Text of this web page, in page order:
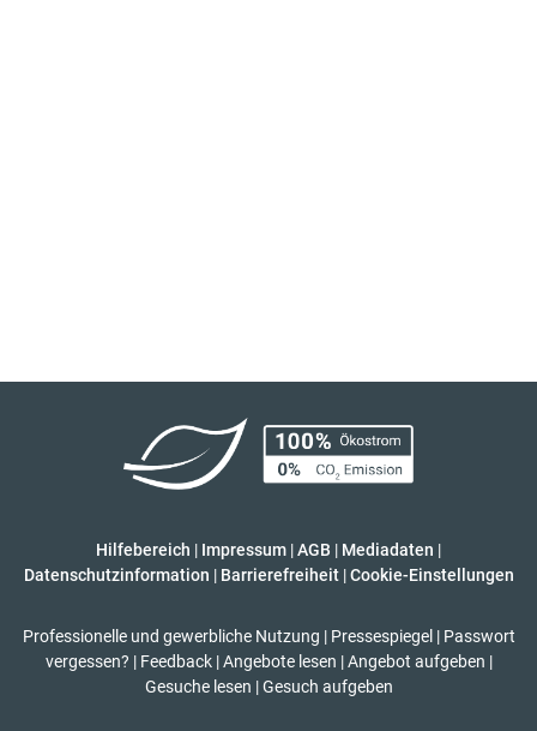
Hilfebereich | Impressum |AGB | Mediadaten |
Datenschutzinformation | Barrierefreiheit | Cookie-Einstellungen
Professionelle und gewerbliche Nutzung | Pressespiegel | Passwort
vergessen? | Feedback | Angebote lesen | Angebot aufgeben |
Gesuche lesen | Gesuch aufgeben